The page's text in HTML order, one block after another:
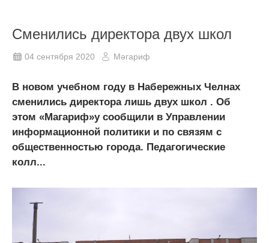
Сменились директора двух школ
04 сентября 2020 Мәгариф
В новом учебном году в Набережных Челнах
сменились директора лишь двух школ . Об
этом «Магариф»у сообщили в Управлении
информационной политики и по связям с
общественностью города. Педагогические
колл...